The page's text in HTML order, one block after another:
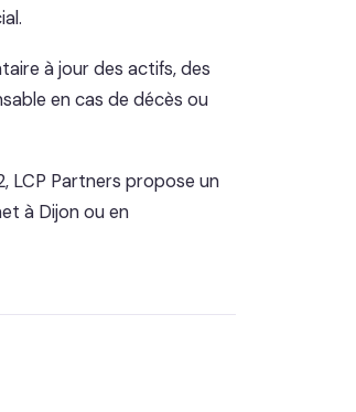
à jour des actifs, des
en cas de décès ou
LCP Partners propose un
à Dijon ou en